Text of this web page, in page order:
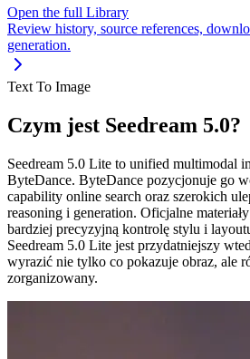
Open the full Library
Review history, source references,
generation.
Text To Image
Czym jest Seedream 5.0?
Seedream 5.0 Lite to unified multimodal
ByteDance. ByteDance pozycjonuje go
capability online search oraz szerokich
reasoning i generation. Oficjalne
bardziej precyzyjną kontrolę stylu i
Seedream 5.0 Lite jest przydatniejszy
wyrazić nie tylko co pokazuje obraz, ale
zorganizowany.